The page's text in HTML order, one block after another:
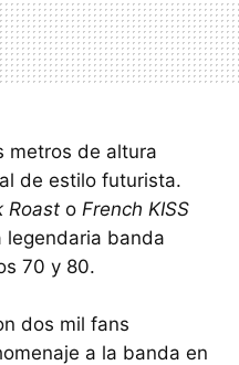
metros de altura
de estilo futurista.
Roast o French KISS
legendaria banda
70 y 80.
dos mil fans
a la banda en